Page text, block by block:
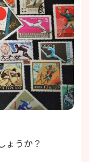
ょうか？